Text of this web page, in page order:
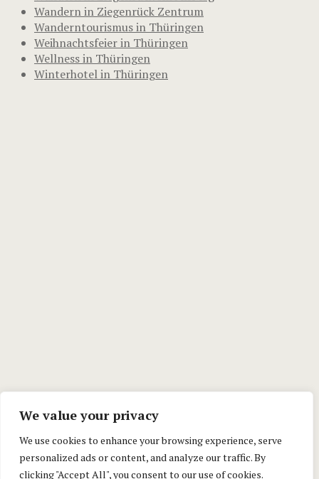
We value your privacy
We use cookies to enhance your browsing experience, serve
personalized ads or content, and analyze our traffic. By
clicking "Accept All", you consent to our use of cookies.
Wandern in Ziegenrück Zentrum
Wanderntourismus in Thüringen
Weihnachtsfeier in Thüringen
Wellness in Thüringen
Winterhotel in Thüringen